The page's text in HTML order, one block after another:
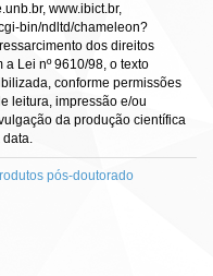
www.ibict.br,
bin/ndltd/chameleon?
dos direitos
Lei nº 9610/98, o texto
conforme permissões
leitura, impressão e/ou
da produção científica
data.
pós-doutorado